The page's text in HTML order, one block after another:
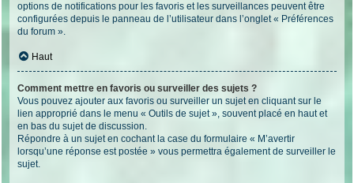
options de notifications pour les favoris et les surveillances peuvent être
configurées depuis le panneau de l’utilisateur dans l’onglet « Préférences
du forum ».
Haut
Comment mettre en favoris ou surveiller des sujets ?
Vous pouvez ajouter aux favoris ou surveiller un sujet en cliquant sur le
lien approprié dans le menu « Outils de sujet », souvent placé en haut et
en bas du sujet de discussion.
Répondre à un sujet en cochant la case du formulaire « M’avertir
lorsqu’une réponse est postée » vous permettra également de surveiller le
sujet.